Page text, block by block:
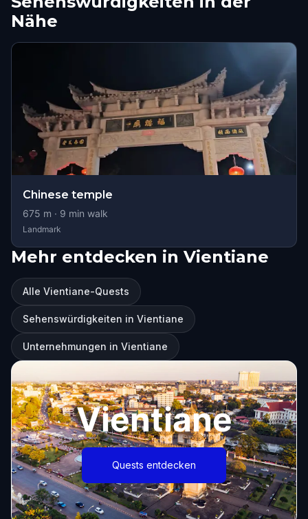
Nähe
Chinese temple
675 m · 9 min walk
Landmark
Mehr entdecken in Vientiane
Alle Vientiane-Quests
Sehenswürdigkeiten in Vientiane
Unternehmungen in Vientiane
Vientiane
Quests entdecken